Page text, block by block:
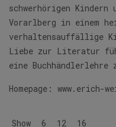
schwerhörigen
Vorarlberg in einem
verhaltensauffällige
Liebe zur Literatur
eine Buchhändlerlehre
Homepage: www.erich-
Show 6 12 16